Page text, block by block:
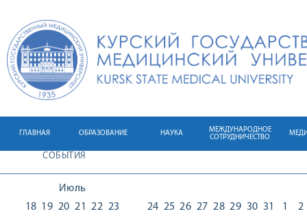
ГЛАВНАЯ ОБРАЗОВАНИЕ НАУКА
МЕЖДУНАРОДНОЕ
СОТРУДНИЧЕСТВО
СОБЫТИЯ
Июль
18 19 20 21
22 23
24 25 26 27 28 29 30 31
1
2